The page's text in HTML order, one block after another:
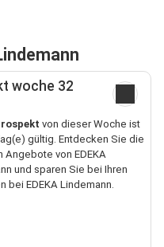
woche 32
von dieser Woche ist
gültig. Entdecken Sie die
Angebote von EDEKA
und sparen Sie bei Ihren
bei EDEKA Lindemann.